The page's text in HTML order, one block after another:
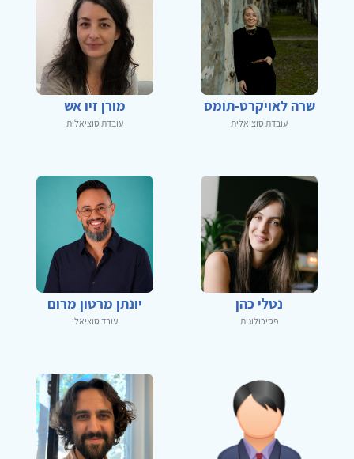
שרה לאויקרט-תומס
עובדת סוציאלית
מורן זיו אש
עובדת סוציאלית
נטלי כהן
פסיכולוגית
יונתן מרטון מרום
עובד סוציאלי